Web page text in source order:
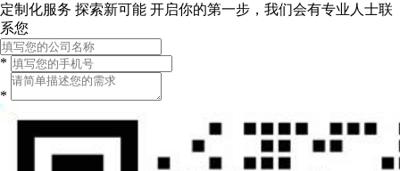
定制化服务 探索新可能 开启你的第一步，我们会有专业人士联
系您
*
*